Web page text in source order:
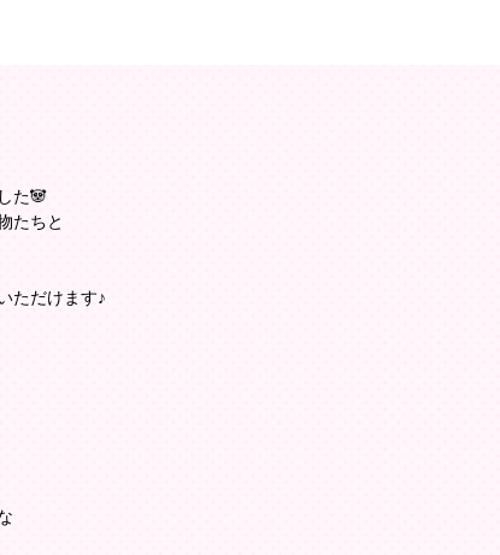
た🐼
たちと
ただけます♪